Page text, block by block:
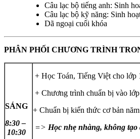
Câu lạc bộ tiếng anh: Sinh
Câu lạc bộ kỹ năng: Sinh
Dã ngoại cuối khóa
PHÂN PHỐI CHƯƠNG TRÌNH
SÁNG
8:30 –
10:30
+ Học Toán, Tiếng Việt cho lớp
+ Chương trình chuẩn bị vào
+ Chuẩn bị kiến thức cơ bản
=> Học nhẹ nhàng, không tạo